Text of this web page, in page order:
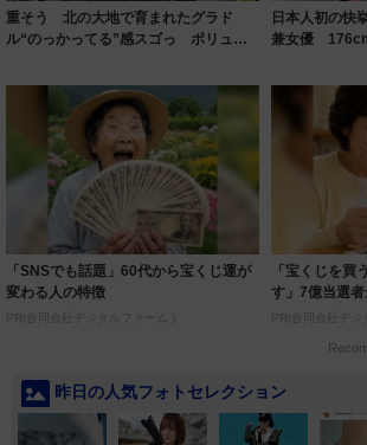
重そう 北の大地で育まれたグラド
ル“のっかってる”感スゴっ ボリュー
日本人初の快
兼女優
「SNSでも話題」60代から宝くじ運が
変わる人の特徴
PR(合同会社デジタルファーム )
「宝くじを買
す」7億当選者
PR(合同会社デジ
昨日の人気フォトセレクション